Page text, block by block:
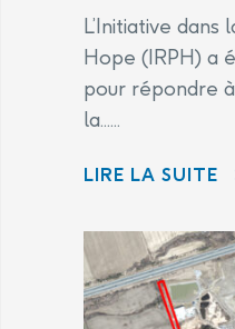
L’Initiative dans
Hope (IRPH) a
pour répondre
la......
LIRE LA SUITE